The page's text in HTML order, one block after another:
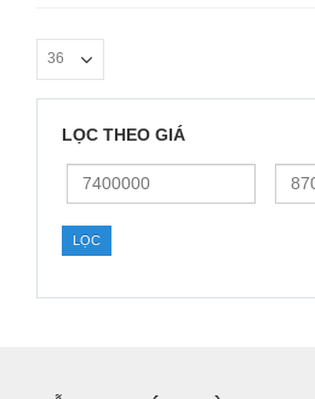
LỌC THEO GIÁ
Giá
nhất
Giá
LỌC